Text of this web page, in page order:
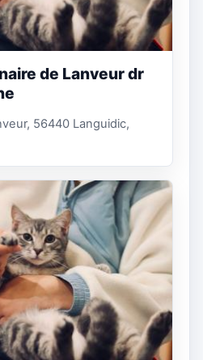
de Lanveur dr
56440 Languidic,